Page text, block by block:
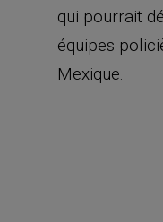
qui pourrait
équipes
Mexique.